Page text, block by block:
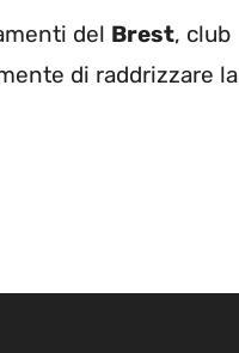
del Brest, club
di raddrizzare la